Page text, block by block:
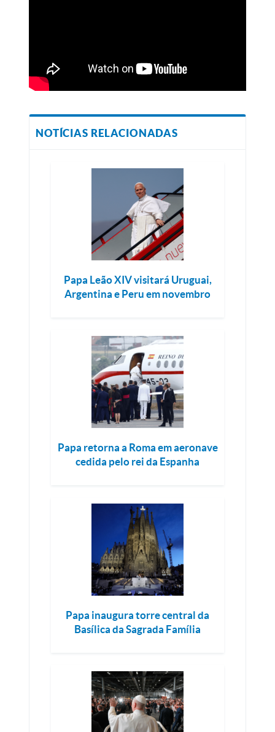
NOTÍCIAS RELACIONADAS
Papa Leão XIV visitará Uruguai,
Argentina e Peru em novembro
Papa retorna a Roma em aeronave
cedida pelo rei da Espanha
Papa inaugura torre central da
Basílica da Sagrada Família